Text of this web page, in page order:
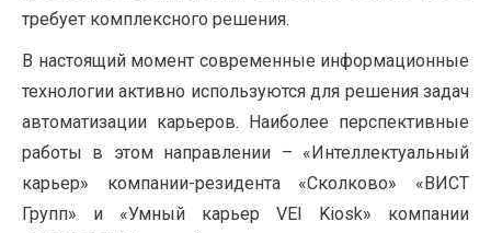
требует комплексного решения.
В настоящий момент современные информационные
технологии активно используются для решения задач
автоматизации карьеров. Наиболее перспективные
работы в этом направлении – «Интеллектуальный
карьер» компании-резидента «Сколково» «ВИСТ
Групп» и «Умный карьер VEI Kiosk» компании